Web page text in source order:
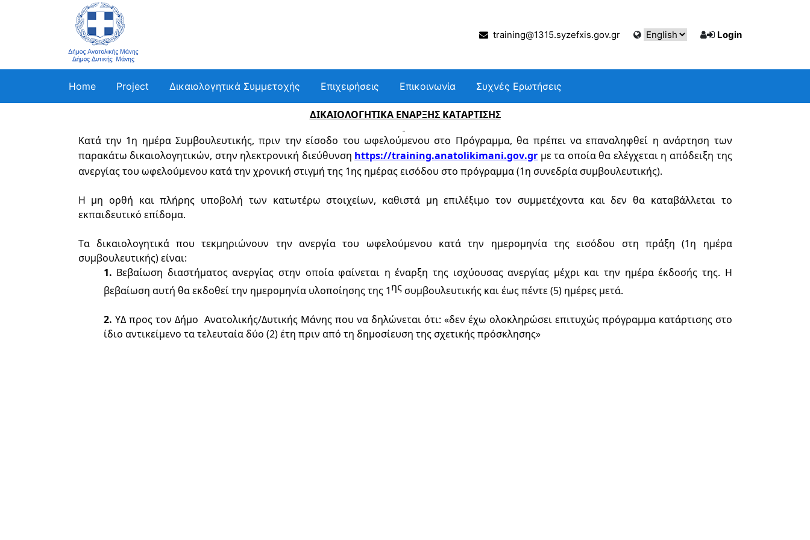
training@1315.syzefxis.gov.gr Login
Home Project Δικαιολογητικά Συμμετοχής Επιχειρήσεις Επικοινωνία Συχνές Ερωτήσεις
ΔΙΚΑΙΟΛΟΓΗΤΙΚΑ ΕΝΑΡΞΗΣ ΚΑΤΑΡΤΙΣΗΣ
Κατά την 1η ημέρα Συμβουλευτικής, πριν την είσοδο του ωφελούμενου στο Πρόγραμμα, θα πρέπει να επαναληφθεί η ανάρτηση των
παρακάτω δικαιολογητικών, στην ηλεκτρονική διεύθυνση https://training.anatolikimani.gov.gr με τα οποία θα ελέγχεται η απόδειξη της
ανεργίας του ωφελούμενου κατά την χρονική στιγμή της 1ης ημέρας εισόδου στο πρόγραμμα (1η συνεδρία συμβουλευτικής).
Η μη ορθή και πλήρης υποβολή των κατωτέρω στοιχείων, καθιστά μη επιλέξιμο τον συμμετέχοντα και δεν θα καταβάλλεται το
εκπαιδευτικό επίδομα.
Τα δικαιολογητικά που τεκμηριώνουν την ανεργία του ωφελούμενου κατά την ημερομηνία της εισόδου στη πράξη (1η ημέρα
συμβουλευτικής) είναι:
1. Βεβαίωση διαστήματος ανεργίας στην οποία φαίνεται η έναρξη της ισχύουσας ανεργίας μέχρι και την ημέρα έκδοσής της. Η
βεβαίωση αυτή θα εκδοθεί την ημερομηνία υλοποίησης της 1ης συμβουλευτικής και έως πέντε (5) ημέρες μετά.
2. ΥΔ προς τον Δήμο  Ανατολικής/Δυτικής Μάνης που να δηλώνεται ότι: «δεν έχω ολοκληρώσει επιτυχώς πρόγραμμα κατάρτισης στο
ίδιο αντικείμενο τα τελευταία δύο (2) έτη πριν από τη δημοσίευση της σχετικής πρόσκλησης»